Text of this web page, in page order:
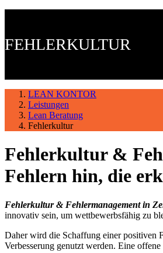
FEHLERKULTUR
LEAN KONTOR
Leistungen
Lean Beratung
Fehlerkultur
Fehlerkultur &
Fehlern hin, die
Fehlerkultur & Fehlermanagement in
innovativ sein, um wettbewerbsfähig zu
Daher wird die Schaffung einer positiven
Verbesserung genutzt werden. Eine